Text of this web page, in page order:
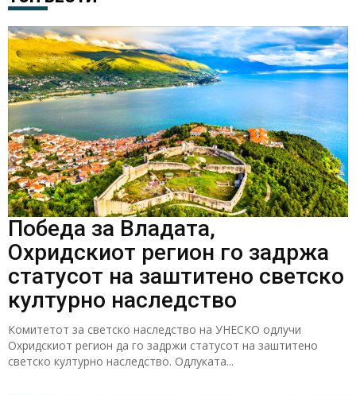
Победа за Владата,
Охридскиот регион го задржа
статусот на заштитено светско
културно наследство
Комитетот за светско наследство на УНЕСКО одлучи
Охридскиот регион да го задржи статусот на заштитено
светско културно наследство. Одлуката...